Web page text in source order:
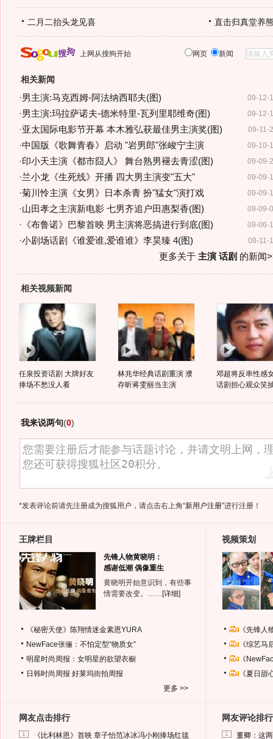
二月二抬头龙见喜 直击归真堂养
上网从搜狗开始 网页 新闻
相关新闻
09-12-
·男主演:马克西姆-阿法纳西耶夫(图)
09-12-
·男主演:玛拉萨诺夫-德米特里-瓦列里耶维奇(图)
09-11-
·亚太国际电影节开幕 本木雅弘获最佳男主演奖(图)
09-10-
·中国版《歌舞青春》启动 "岩男郎"张峻宁主演
09-09-
·印小天主演《都市囧人》 舞台熟男褪去青涩(图)
09-09-
·兰小龙《生死线》开播 四大男主演变"五大"
09-09-
·菊川怜主演《女男》日本杀青 扮"猛女"演打戏
09-09-
·山田孝之主演新电影 七男齐追户田惠梨香(图)
09-06-
· 《布鲁诺》巴黎首映 男主演将恶搞进行到底(图)
08-11-
·小剧场话剧《谁爱谁,爱谁谁》李昊臻 4(图)
更多关于 主演 话剧 的新闻
相关视频新闻
任泉投资话剧 大牌好友
捧场不愁没人看
林兆华经典话剧重演 濮
存昕蒋雯丽当主演
邓超将反串性感
话剧担心观众笑
我来说两句(0)
*发表评论前请先注册成为搜狐用户，请点击右上角“新用户注册”进行注册！
王牌栏目
先锋人物黄晓明：
感谢低潮 偶像重生
黄晓明开始意识到，有些事
情需要改变。…… [详细]
《秘密天使》陈翔情迷金素恩YURA
NewFace张俪：不怕定型“物质女”
明星时尚周报：女明星的欲望衣橱
日韩时尚周报 好莱坞街拍周报
更多 >>
视频策划
《先锋
《综艺
《
《夏日
网友点击排行
1 《比利林恩》首映 章子怡范冰冰冯小刚捧场红毯
网友评论排行
1 董卿：这